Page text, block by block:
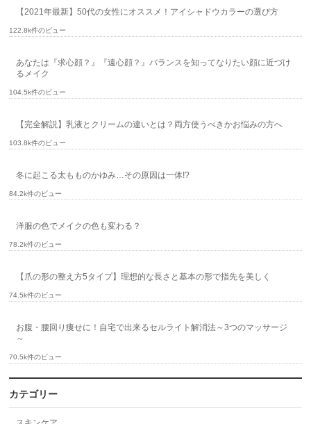
【2021年最新】50代の女性にオススメ！アイシャドウカラーの選び方
122.8k件のビュー
あなたは『求心顔？』『遠心顔？』バランスを知ってなりたい顔に近づけ
るメイク
104.5k件のビュー
【完全解説】乳液とクリームの違いとは？両方使うべきかお悩みの方へ
103.8k件のビュー
冬に起こる太もものかゆみ…その原因は一体!?
84.2k件のビュー
洋服の色でメイクの色も変わる？
78.2k件のビュー
【爪の形の整え方5タイプ】理想的な長さと基本の形で指先を美しく
74.5k件のビュー
お腹・腰回り痩せに！自宅で出来るセルライト解消法～3つのマッサージ
～
70.5k件のビュー
カテゴリー